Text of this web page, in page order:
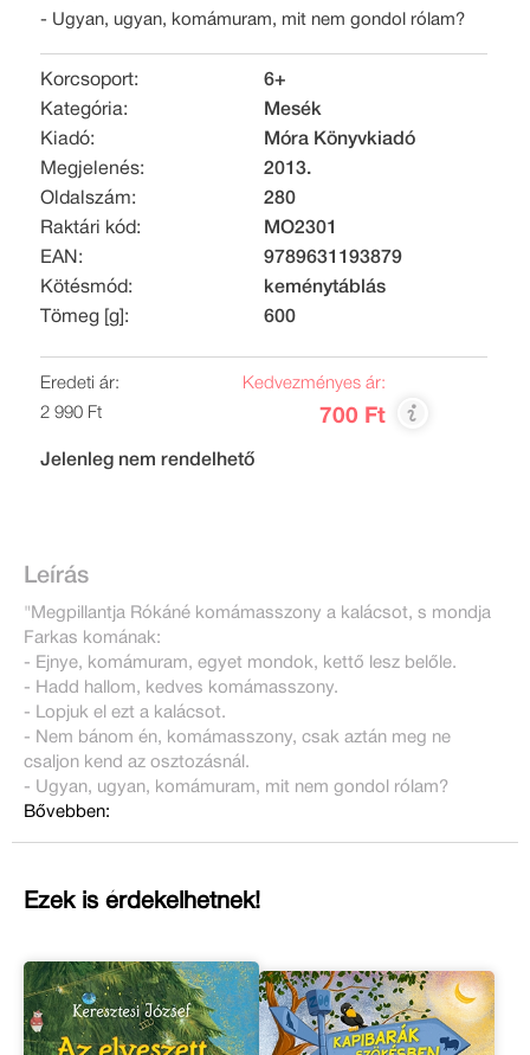
- Ugyan, ugyan, komámuram, mit nem gondol rólam?
Korcsoport:
6+
Kategória:
Mesék
Kiadó:
Móra Könyvkiadó
Megjelenés:
2013.
Oldalszám:
280
Raktári kód:
MO2301
EAN:
9789631193879
Kötésmód:
keménytáblás
Tömeg [g]:
600
Eredeti ár:
2 990 Ft
Kedvezményes ár:
700 Ft
Jelenleg nem rendelhető
Leírás
"Megpillantja Rókáné komámasszony a kalácsot, s mondja
Farkas komának:
- Ejnye, komámuram, egyet mondok, kettő lesz belőle.
- Hadd hallom, kedves komámasszony.
- Lopjuk el ezt a kalácsot.
- Nem bánom én, komámasszony, csak aztán meg ne
csaljon kend az osztozásnál.
- Ugyan, ugyan, komámuram, mit nem gondol rólam?
Bővebben:
Ezek is érdekelhetnek!